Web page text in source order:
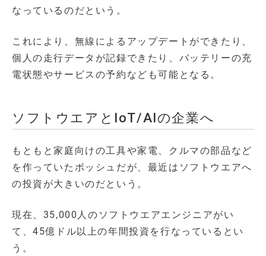
なっているのだという。
これにより、無線によるアップデートができたり、
個人の走行データが記録できたり、バッテリーの充
電状態やサービスの予約なども可能となる。
ソフトウエアとIoT/AIの企業へ
もともと家庭向けの工具や家電、クルマの部品など
を作っていたボッシュだが、最近はソフトウエアへ
の投資が大きいのだという。
現在、35,000人のソフトウエアエンジニアがい
て、45億ドル以上の年間投資を行なっているとい
う。